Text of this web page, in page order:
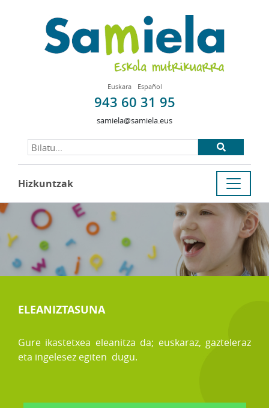
Euskara Español
943 60 31 95
samiela@samiela.eus
Hizkuntzak
ELEANIZTASUNA
Gure ikastetxea eleanitza da; euskaraz, gazteleraz
eta ingelesez egiten dugu.